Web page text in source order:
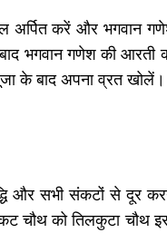
अर्पित करें और भगवान
भगवान गणेश की आरती
के बाद अपना व्रत खोलें।
और सभी संकटों से दूर
चौथ को तिलकुटा चौथ